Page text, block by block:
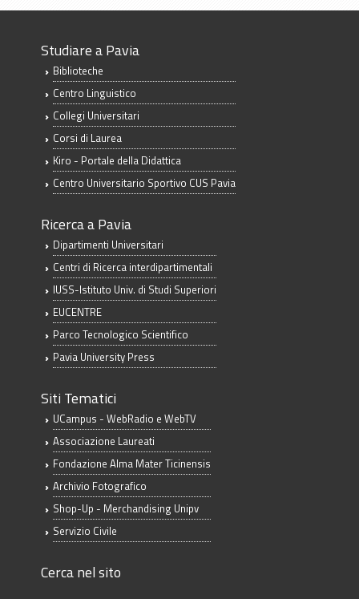
Studiare a Pavia
Biblioteche
Centro Linguistico
Collegi Universitari
Corsi di Laurea
Kiro - Portale della Didattica
Centro Universitario Sportivo CUS Pavia
Ricerca a Pavia
Dipartimenti Universitari
Centri di Ricerca interdipartimentali
IUSS-Istituto Univ. di Studi Superiori
EUCENTRE
Parco Tecnologico Scientifico
Pavia University Press
Siti Tematici
UCampus - WebRadio e WebTV
Associazione Laureati
Fondazione Alma Mater Ticinensis
Archivio Fotografico
Shop-Up - Merchandising Unipv
Servizio Civile
Cerca nel sito